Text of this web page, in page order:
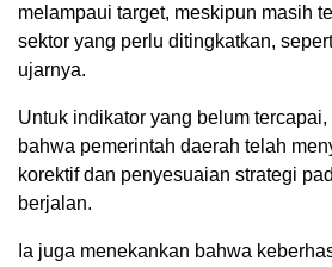
melampaui target, meskipun masih
sektor yang perlu ditingkatkan,
ujarnya.
Untuk indikator yang belum
bahwa pemerintah daerah telah
korektif dan penyesuaian strategi
berjalan.
Ia juga menekankan bahwa